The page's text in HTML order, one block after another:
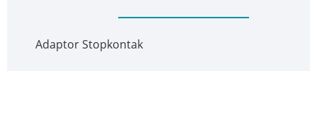
Adaptor Stopkontak